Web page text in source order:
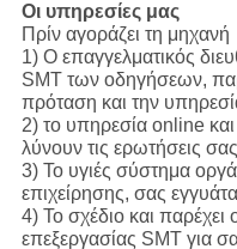
Οι υπηρεσίες μας
Πρίν αγοράζει τη μηχανή
1) Ο επαγγελματικός
SMT των οδηγήσεων,
πρόταση και την
2) το υπηρεσία online
λύνουν τις ερωτήσεις
3) Το υγιές σύστημα
επιχείρησης, σας
4) Το σχέδιο και παρέχει
επεξεργασίας SMT για